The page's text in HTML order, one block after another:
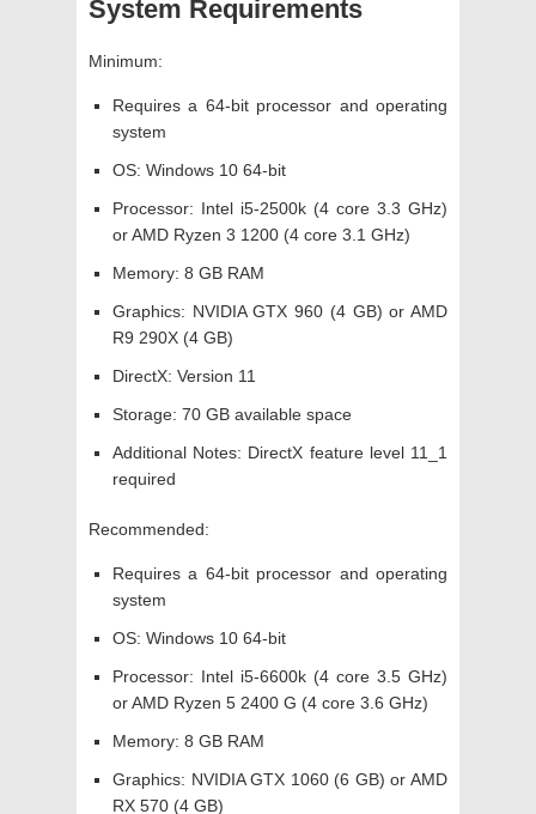
System Requirements
Minimum:
Requires a 64-bit processor and operating
system
OS: Windows 10 64-bit
Processor: Intel i5-2500k (4 core 3.3 GHz)
or AMD Ryzen 3 1200 (4 core 3.1 GHz)
Memory: 8 GB RAM
Graphics: NVIDIA GTX 960 (4 GB) or AMD
R9 290X (4 GB)
DirectX: Version 11
Storage: 70 GB available space
Additional Notes: DirectX feature level 11_1
required
Recommended:
Requires a 64-bit processor and operating
system
OS: Windows 10 64-bit
Processor: Intel i5-6600k (4 core 3.5 GHz)
or AMD Ryzen 5 2400 G (4 core 3.6 GHz)
Memory: 8 GB RAM
Graphics: NVIDIA GTX 1060 (6 GB) or AMD
RX 570 (4 GB)